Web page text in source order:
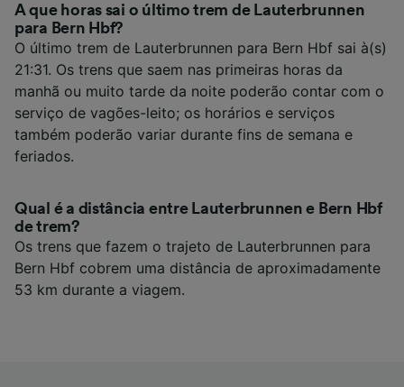
A que horas sai o último trem de Lauterbrunnen
para Bern Hbf?
O último trem de Lauterbrunnen para Bern Hbf sai à(s)
21:31. Os trens que saem nas primeiras horas da
manhã ou muito tarde da noite poderão contar com o
serviço de vagões-leito; os horários e serviços
também poderão variar durante fins de semana e
feriados.
Qual é a distância entre Lauterbrunnen e Bern Hbf
de trem?
Os trens que fazem o trajeto de Lauterbrunnen para
Bern Hbf cobrem uma distância de aproximadamente
53 km durante a viagem.